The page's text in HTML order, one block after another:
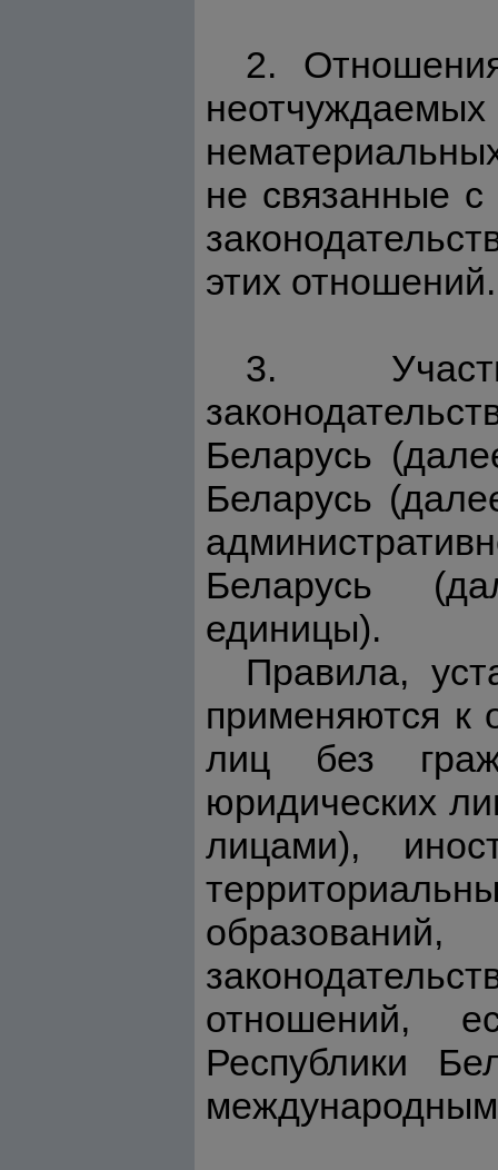
2.
не связанные
этих отношений.
3.
Беларусь
Беларусь
Беларусь
единицы).
Правила,
применяются к
лиц без
юридических
лицами),
отношений,
Республики